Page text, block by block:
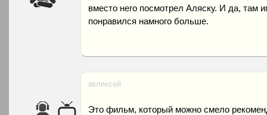
вместо него посмотрел Аляску. И да, там
понравился намного больше.
аклексей
Это фильм, который можно смело